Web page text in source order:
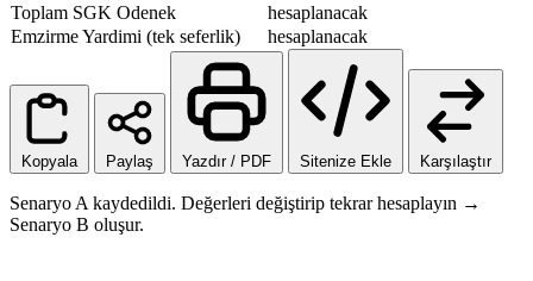
Toplam SGK Odenek
hesaplanacak
Emzirme Yardimi (tek seferlik)
hesaplanacak
Kopyala Paylaş Yazdır / PDF Sitenize Ekle Karşılaştır
Senaryo A kaydedildi. Değerleri değiştirip tekrar hesaplayın →
Senaryo B oluşur.